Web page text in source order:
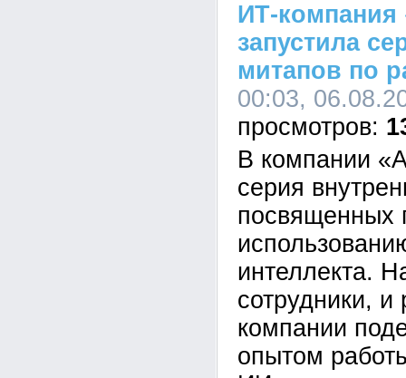
ИТ-компания
запустила
митапов по
00:03,
В компании
серия
посвященных
интеллекта.
сотрудники, и
компании
опытом